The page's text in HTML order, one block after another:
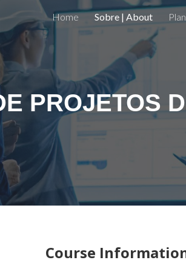
Skip to navigation
Home Sobre | About
PROJETOS
Course